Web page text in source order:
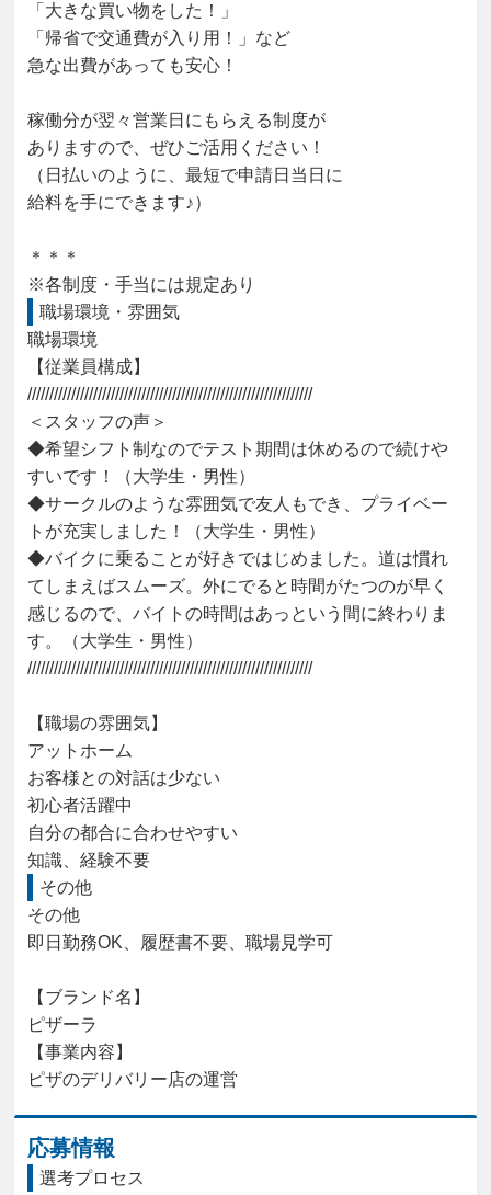
「大きな買い物をした！」
「帰省で交通費が入り用！」など
急な出費があっても安心！
稼働分が翌々営業日にもらえる制度が
ありますので、ぜひご活用ください！
（日払いのように、最短で申請日当日に
給料を手にできます♪）
＊＊＊
※各制度・手当には規定あり
職場環境・雰囲気
職場環境
【従業員構成】
/////////////////////////////////////////////////////////////////
＜スタッフの声＞
◆希望シフト制なのでテスト期間は休めるので続けや
すいです！（大学生・男性）
◆サークルのような雰囲気で友人もでき、プライベー
トが充実しました！（大学生・男性）
◆バイクに乗ることが好きではじめました。道は慣れ
てしまえばスムーズ。外にでると時間がたつのが早く
感じるので、バイトの時間はあっという間に終わりま
す。（大学生・男性）
/////////////////////////////////////////////////////////////////
【職場の雰囲気】
アットホーム
お客様との対話は少ない
初心者活躍中
自分の都合に合わせやすい
知識、経験不要
その他
その他
即日勤務OK、履歴書不要、職場見学可
【ブランド名】
ピザーラ
【事業内容】
ピザのデリバリー店の運営
応募情報
選考プロセス